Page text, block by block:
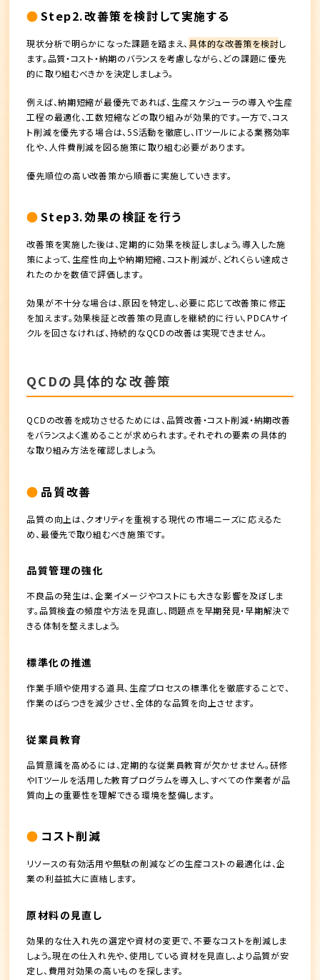
Step2.改善策を検討して実施する
現状分析で明らかになった課題を踏まえ、 具体的な改善策を検討し
ます。品質・コスト・納期のバランスを考慮しながら、どの課題に優先
的に取り組むべきかを決定しましょう。
例えば、納期短縮が最優先であれば、生産スケジューラの導入や生産
工程の最適化、工数短縮などの取り組みが効果的です。一方で、コス
ト削減を優先する場合は、5S活動を徹底し、ITツールによる業務効率
化や、人件費削減を図る施策に取り組む必要があります。
優先順位の高い改善策から順番に実施していきます。
Step3.効果の検証を行う
改善策を実施した後は、定期的に効果を検証しましょう。導入した施
策によって、生産性向上や納期短縮、コスト削減が、どれくらい達成さ
れたのかを数値で評価します。
効果が不十分な場合は、原因を特定し、必要に応じて改善策に修正
を加えます。効果検証と改善策の見直しを継続的に行い、PDCAサイ
クルを回さなければ、持続的なQCDの改善は実現できません。
QCDの具体的な改善策
QCDの改善を成功させるためには、品質改善・コスト削減・納期改善
をバランスよく進めることが求められます。それぞれの要素の具体的
な取り組み方法を確認しましょう。
品質改善
品質の向上は、クオリティを重視する現代の市場ニーズに応えるた
め、最優先で取り組むべき施策です。
品質管理の強化
不良品の発生は、企業イメージやコストにも大きな影響を及ぼしま
す。品質検査の頻度や方法を見直し、問題点を早期発見・早期解決で
きる体制を整えましょう。
標準化の推進
作業手順や使用する道具、生産プロセスの標準化を徹底することで、
作業のばらつきを減少させ、全体的な品質を向上させます。
従業員教育
品質意識を高めるには、定期的な従業員教育が欠かせません。研修
やITツールを活用した教育プログラムを導入し、すべての作業者が品
質向上の重要性を理解できる環境を整備します。
コスト削減
リソースの有効活用や無駄の削減などの生産コストの最適化は、企
業の利益拡大に直結します。
原材料の見直し
効果的な仕入れ先の選定や資材の変更で、不要なコストを削減しま
しょう。現在の仕入れ先や、使用している資材を見直し、より品質が安
定し、費用対効果の高いものを探します。